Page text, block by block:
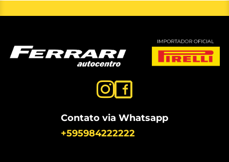
Contato via Whatsapp
+595984222222